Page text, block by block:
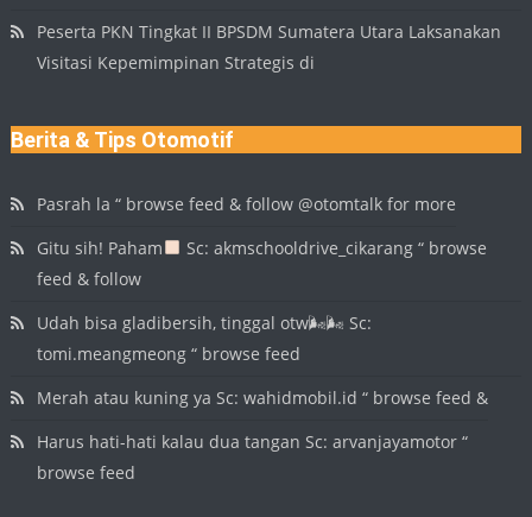
Peserta PKN Tingkat II BPSDM Sumatera Utara Laksanakan
Visitasi Kepemimpinan Strategis di
Berita & Tips Otomotif
Pasrah la “ browse feed & follow @otomtalk for more
Gitu sih! Paham
Sc: akmschooldrive_cikarang “ browse
feed & follow
Udah bisa gladibersih, tinggal otw🌬🌬 Sc:
tomi.meangmeong “ browse feed
Merah atau kuning ya Sc: wahidmobil.id “ browse feed &
Harus hati-hati kalau dua tangan Sc: arvanjayamotor “
browse feed